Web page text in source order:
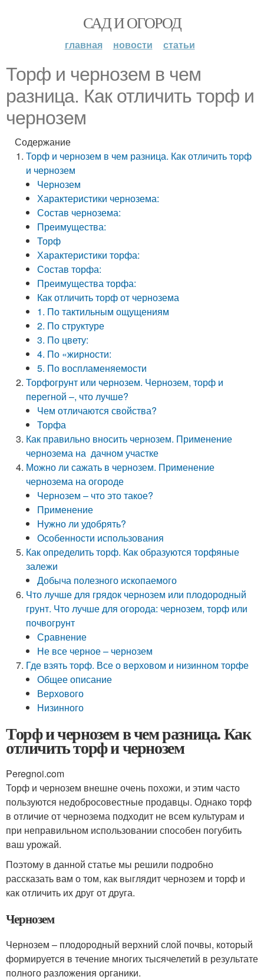
САД И ОГОРОД
главная новости статьи
Торф и чернозем в чем
разница. Как отличить торф и
чернозем
Содержание
Торф и чернозем в чем разница. Как отличить торф
и чернозем
Чернозем
Характеристики чернозема:
Состав чернозема:
Преимущества:
Торф
Характеристики торфа:
Состав торфа:
Преимущества торфа:
Как отличить торф от чернозема
1. По тактильным ощущениям
2. По структуре
3. По цвету:
4. По «жирности:
5. По воспламеняемости
Торфогрунт или чернозем. Чернозем, торф и
перегной –, что лучше?
Чем отличаются свойства?
Торфа
Как правильно вносить чернозем. Применение
чернозема на дачном участке
Можно ли сажать в чернозем. Применение
чернозема на огороде
Чернозем – что это такое?
Применение
Нужно ли удобрять?
Особенности использования
Как определить торф. Как образуются торфяные
залежи
Добыча полезного ископаемого
Что лучше для грядок чернозем или плодородный
грунт. Что лучше для огорода: чернозем, торф или
почвогрунт
Сравнение
Не все черное – чернозем
Где взять торф. Все о верховом и низинном торфе
Общее описание
Верхового
Низинного
Торф и чернозем в чем разница. Как
отличить торф и чернозем
Peregnoi.com
Торф и чернозем внешне очень похожи, и этим часто
пользуются недобросовестные продавцы. Однако торф
в отличие от чернозема подходит не всем культурам и
при неправильном использовании способен погубить
ваш урожай.
Поэтому в данной статье мы решили подробно
рассказать вам о том, как выглядит чернозем и торф и
как отличить их друг от друга.
Чернозем
Чернозем – плодородный верхний слой почвы, который
формируется в течение многих тысячелетий в результате
полного разложения органики.